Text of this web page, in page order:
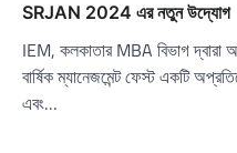
SRJAN 2024 এর নতুন উদ্যোগ
IEM, কলকাতার MBA বিভাগ
বার্ষিক ম্যানেজমেন্ট ফেস্ট একটি
এবং…